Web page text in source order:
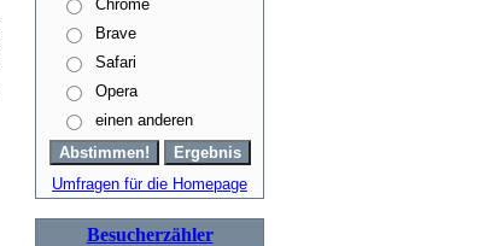
Chrome
Brave
Safari
Opera
einen anderen
Umfragen für die Homepage
Besucherzähler